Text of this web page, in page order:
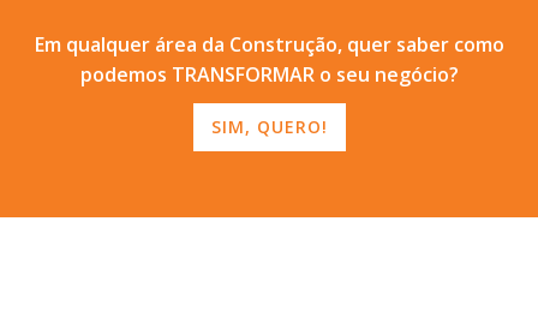
Em qualquer área da Construção, quer saber como
podemos TRANSFORMAR o seu negócio?
SIM, QUERO!